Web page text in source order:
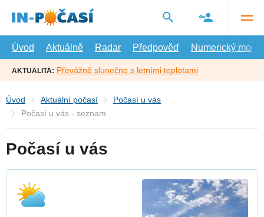
hlavní
Úvod
Aktuálně Radar Předpověď Numerický model
AKTUALITA: Převážně slunečno s letními teplotami
Úvod Aktuální počasí
Počasí u vás
Počasí u vás - seznam
Počasí u vás